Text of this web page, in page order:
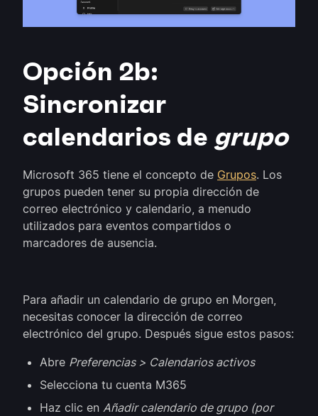
Opción 2b:
Sincronizar
calendarios de grupo
Microsoft 365 tiene el concepto de Grupos. Los
grupos pueden tener su propia dirección de
correo electrónico y calendario, a menudo
utilizados para eventos compartidos o
marcadores de ausencia.
Para añadir un calendario de grupo en Morgen,
necesitas conocer la dirección de correo
electrónico del grupo. Después sigue estos pasos:
Abre Preferencias > Calendarios activos
Selecciona tu cuenta M365
Haz clic en Añadir calendario de grupo (por